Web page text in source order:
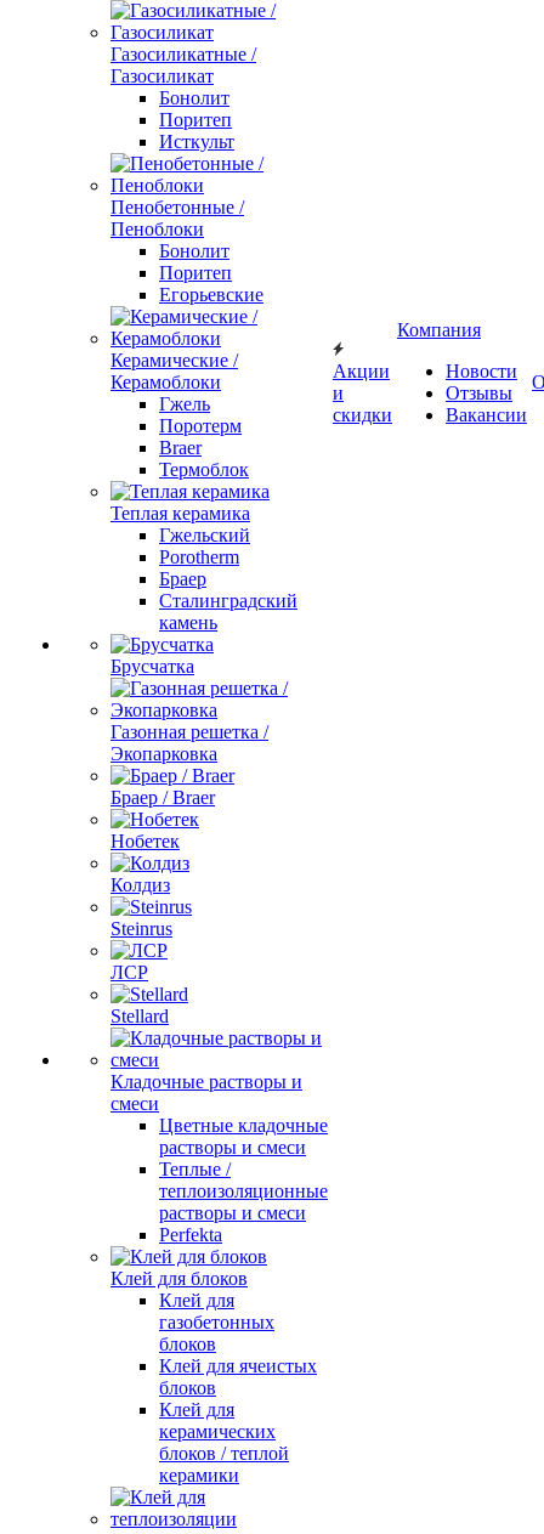
Газосиликатные /
Газосиликат
Бонолит
Поритеп
Исткульт
Пенобетонные /
Пеноблоки
Бонолит
Поритеп
Егорьевские
Керамические /
Керамоблоки
Гжель
Поротерм
Braer
Термоблок
Теплая керамика
Гжельский
Porotherm
Браер
Сталинградский
камень
Брусчатка
Газонная решетка /
Экопарковка
Браер / Braer
Нобетек
Колдиз
Steinrus
ЛСР
Stellard
Кладочные растворы и
смеси
Цветные кладочные
растворы и смеси
Теплые /
теплоизоляционные
растворы и смеси
Perfekta
Клей для блоков
Клей для
газобетонных
блоков
Клей для ячеистых
блоков
Клей для
керамических
блоков / теплой
керамики
Акции
и
скидки
Компания
Новости
Отзывы
Вакансии